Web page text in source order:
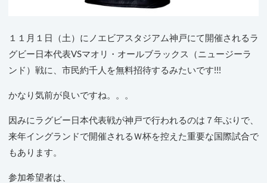
１１月１日（土）にノエビアスタジアム神戸にて開催されるラ
グビー日本代表VSマオリ・オールブラックス（ニュージーラ
ンド）戦に、市民約千人を無料招待するみたいです!!!
かなり気前が良いですね。。。
因みにラグビー日本代表戦が神戸で行われるのは７年ぶりで、
来年イングランドで開催されるＷ杯を控えた重要な国際試合で
もあります。
参加希望者は、